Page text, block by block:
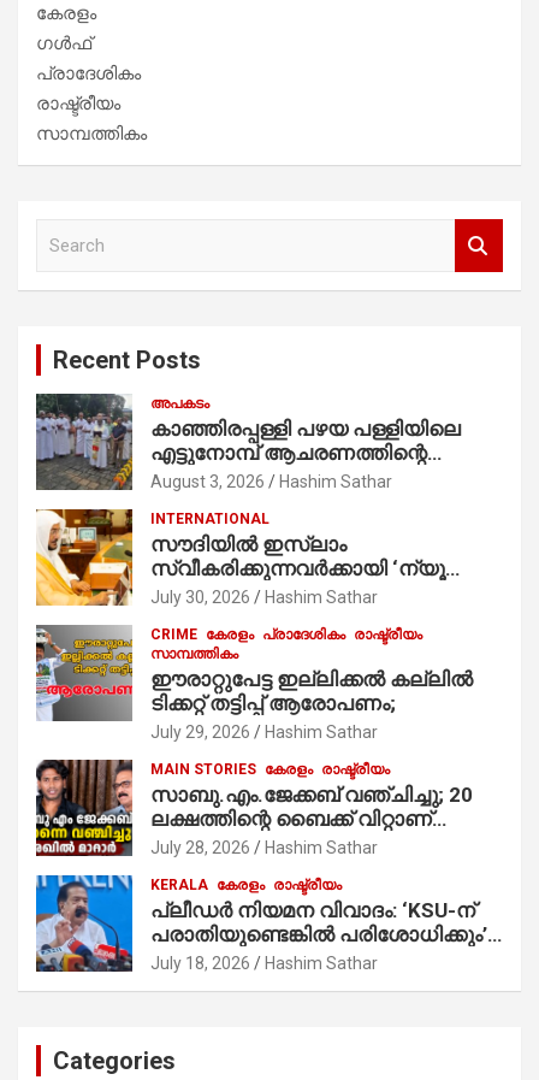
കേരളം
ഗൾഫ്
പ്രാദേശികം
രാഷ്ട്രീയം
സാമ്പത്തികം
Recent Posts
അപകടം
കാഞ്ഞിരപ്പള്ളി പഴയ പള്ളിയിലെ
എട്ടുനോമ്പ് ആചരണത്തിന്റെ
ഭാഗമായുള്ള പന്തലിന്റെ കാൽനാട്ട്
കുര്യൻ താമരശ്ശേരി
നിർവഹിക്കുന്നു.
August 3, 2026 Hashim Sathar
INTERNATIONAL
സൗദിയില്‍ ഇസ്‌ലാം
സ്വീകരിക്കുന്നവര്‍ക്കായി ‘ന്യൂ
മുസ്ലിം’ ഡിജിറ്റല്‍ കാര്‍ഡ് സേവനം
July 30, 2026 Hashim Sathar
CRIME കേരളം പ്രാദേശികം രാഷ്ട്രീയം
സാമ്പത്തികം
ഈരാറ്റുപേട്ട ഇല്ലിക്കൽ കല്ലിൽ
ടിക്കറ്റ് തട്ടിപ്പ് ആരോപണം;
July 29, 2026 Hashim Sathar
MAIN STORIES കേരളം രാഷ്ട്രീയം
സാബു.എം.ജേക്കബ് വഞ്ചിച്ചു; 20
ലക്ഷത്തിന്റെ ബൈക്ക് വിറ്റാണ്
തൃക്കാക്കരയില്‍ മത്സരിച്ചത്!
മാത്രമാണ് ഉണ്ടായിരുന്നത്;
സാബുവിന്റേത് വ്യക്തിപരമായ
നേട്ടത്തിനുള്ള പാര്‍ട്ടി; ഇപ്പോള്‍
ഫോണ്‍ വിളിച്ചാല്‍ എടുക്കില്ല;
തിരഞ്ഞെടുപ്പിലെ ദുരനുഭവങ്ങള്‍
July 28, 2026 Hashim Sathar
KERALA കേരളം രാഷ്ട്രീയം
പ്ലീഡർ നിയമന വിവാദം: ‘KSU-ന്
പരാതിയുണ്ടെങ്കിൽ പരിശോധിക്കും’;
രമേശ് ചെന്നിത്തല
July 18, 2026 Hashim Sathar
Categories